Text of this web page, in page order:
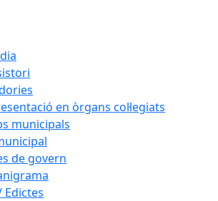
en òrgans col·legiats
municipals
de govern
Edictes